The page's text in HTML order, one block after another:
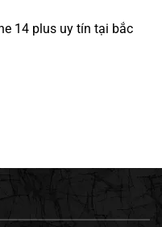
14 plus uy tín tại bắc